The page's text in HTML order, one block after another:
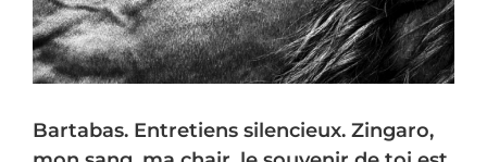
Bartabas. Entretiens silencieux. Zingaro,